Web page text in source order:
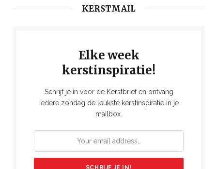
KERSTMAIL
Elke week
kerstinspiratie!
Schrijf je in voor de Kerstbrief en ontvang
iedere zondag de leukste kerstinspiratie in je
mailbox.